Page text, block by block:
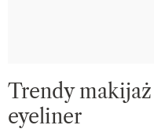
Trendy
eyeliner